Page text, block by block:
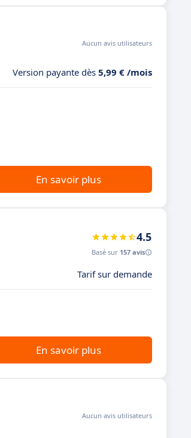
Aucun avis utilisateurs
Version payante dès 5,99 € /mois
En savoir plus
4.5
Basé sur 157 avis
Tarif sur demande
En savoir plus
Aucun avis utilisateurs